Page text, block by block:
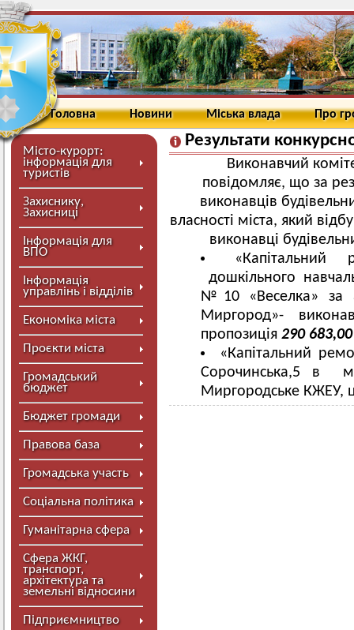
Головна Новини Міська влада Про
Місто-курорт:
інформація для
туристів
Захиснику,
Захисниці
Інформація для
ВПО
Інформація
управлінь і відділів
Економіка міста
Проєкти міста
Громадський
бюджет
Бюджет громади
Правова база
Громадська участь
Соціальна політика
Гуманітарна сфера
Сфера ЖКГ,
транспорт,
архітектура та
земельні відносини
Підприємництво
Результати
Виконавчий
повідомляє, що за
виконавців
власності міста, який
виконавці
«Капітальний
дошкільного
№10 «Веселка» за
Миргород»-
пропозиція 290
«Капітальний
Сорочинська,5 в
Миргородське КЖЕУ,